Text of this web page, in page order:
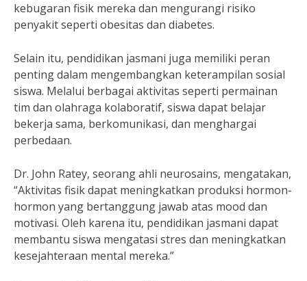
kebugaran fisik mereka dan mengurangi risiko
penyakit seperti obesitas dan diabetes.
Selain itu, pendidikan jasmani juga memiliki peran
penting dalam mengembangkan keterampilan sosial
siswa. Melalui berbagai aktivitas seperti permainan
tim dan olahraga kolaboratif, siswa dapat belajar
bekerja sama, berkomunikasi, dan menghargai
perbedaan.
Dr. John Ratey, seorang ahli neurosains, mengatakan,
“Aktivitas fisik dapat meningkatkan produksi hormon-
hormon yang bertanggung jawab atas mood dan
motivasi. Oleh karena itu, pendidikan jasmani dapat
membantu siswa mengatasi stres dan meningkatkan
kesejahteraan mental mereka.”